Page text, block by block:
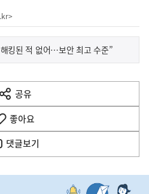
>
킹된 적 없어…보안 최고 수준”
공유
열
기
좋아요
댓글보기